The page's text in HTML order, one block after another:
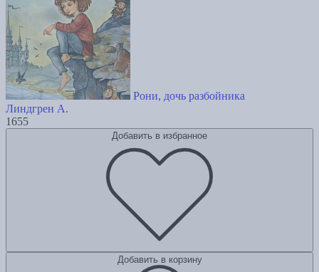
Рони, дочь разбойника
Линдгрен А.
1655
Добавить в избранное
Добавить в корзину